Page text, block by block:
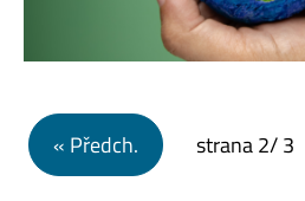
Navigace pro příspěvky
« Předch. strana2/ 3